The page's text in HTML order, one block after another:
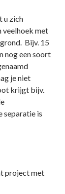
u zich
veelhoek met
Bijv. 15
nog een soort
je niet
krijgt bijv.
separatie is
project met